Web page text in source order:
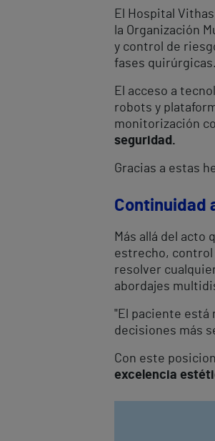
El Hospital
la Organización
y control de
fases quirúrgicas.
El acceso a
robots y
monitorización
seguridad.
Gracias a estas
Continuidad
Más allá del
estrecho, control
resolver
abordajes
"El paciente está
decisiones más
Con este
excelencia